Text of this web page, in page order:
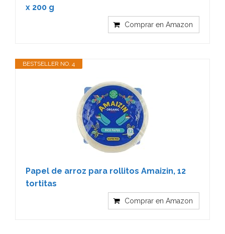
x 200 g
Comprar en Amazon
BESTSELLER NO. 4
Papel de arroz para rollitos Amaizin, 12
tortitas
Comprar en Amazon